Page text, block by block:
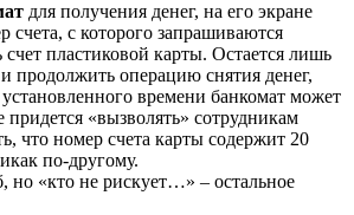
для получения денег, на его экране
счета, с которого запрашиваются
пластиковой карты. Остается лишь
продолжить операцию снятия денег,
времени банкомат может
придется «вызволять» сотрудникам
что номер счета карты содержит 20
по-другому.
но «кто не рискует…» – остальное